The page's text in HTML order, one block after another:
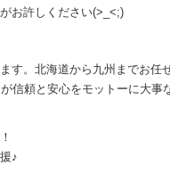
お許しください(>_<;)
す。北海道から九州までお任
信頼と安心をモットーに大事
♪